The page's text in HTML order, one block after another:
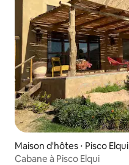
Maison d'hôtes ⋅ Pisco Elqui
Cabane à Pisco Elqui